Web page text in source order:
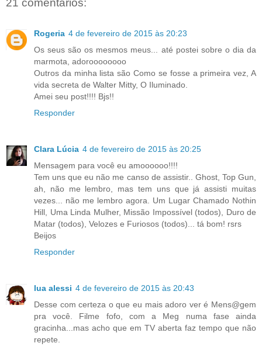
21 comentários:
Rogeria 4 de fevereiro de 2015 às 20:23
Os seus são os mesmos meus... até postei sobre o dia da
marmota, adoroooooooo
Outros da minha lista são Como se fosse a primeira vez, A
vida secreta de Walter Mitty, O Iluminado.
Amei seu post!!!! Bjs!!
Responder
Clara Lúcia 4 de fevereiro de 2015 às 20:25
Mensagem para você eu amoooooo!!!!
Tem uns que eu não me canso de assistir.. Ghost, Top Gun,
ah, não me lembro, mas tem uns que já assisti muitas
vezes... não me lembro agora. Um Lugar Chamado Nothin
Hill, Uma Linda Mulher, Missão Impossível (todos), Duro de
Matar (todos), Velozes e Furiosos (todos)... tá bom! rsrs
Beijos
Responder
lua alessi 4 de fevereiro de 2015 às 20:43
Desse com certeza o que eu mais adoro ver é Mens@gem
pra você. Filme fofo, com a Meg numa fase ainda
gracinha...mas acho que em TV aberta faz tempo que não
repete.